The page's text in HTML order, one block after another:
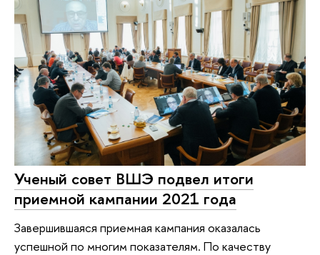
Ученый совет ВШЭ подвел итоги
приемной кампании 2021 года
Завершившаяся приемная кампания оказалась
успешной по многим показателям. По качеству